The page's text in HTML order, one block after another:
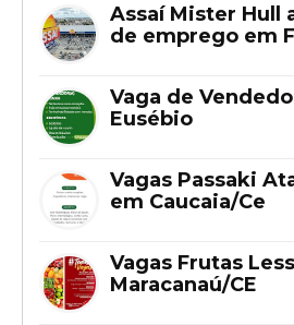
Assaí Mister Hull
de emprego em
Vaga de
Eusébio
Vagas Passaki
em Caucaia/Ce
Vagas Frutas
Maracanaú/CE